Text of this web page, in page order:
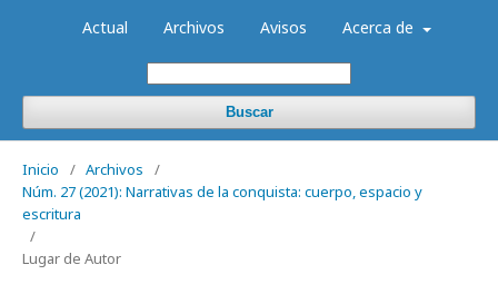
Actual Archivos Avisos Acerca de
Buscar
Inicio / Archivos
/
Núm. 27 (2021): Narrativas de la conquista: cuerpo, espacio y
escritura
/
Lugar de Autor